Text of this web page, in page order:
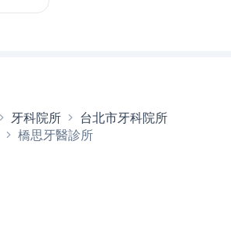
牙科院所
台北市牙科院所
橋思牙醫診所